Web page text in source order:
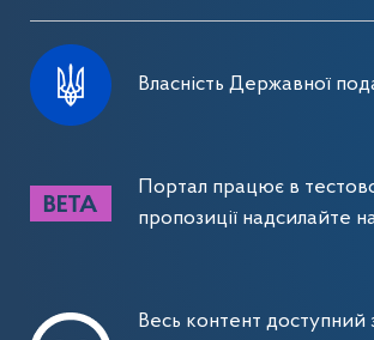
Власність Державної
Портал працює в
пропозиції надсилайте
Весь контент доступний